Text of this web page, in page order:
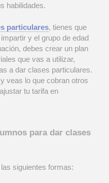
habilidades.
particulares, tienes que
y el grupo de edad
debes crear un plan
que vas a utilizar,
a dar clases particulares.
veas lo que cobran otros
tu tarifa en
para dar clases
siguientes formas: